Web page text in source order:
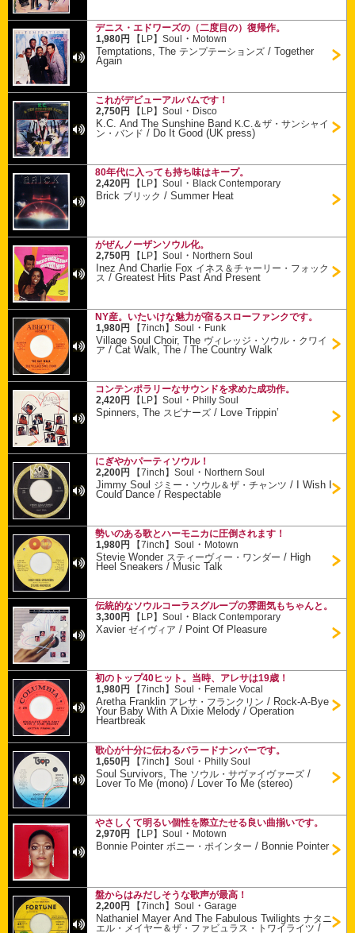
デニス・エドワーズの（二度目の）復帰作。
1,980円
【LP】Soul ・ Motown
Temptations, The テンプテーションズ /Together
Again
これがデビューアルバムです！
2,750円
【LP】Soul ・ Disco
K.C. And The Sunshine Band K.C.＆ザ・サンシャイ
ン・バンド / Do It Good (UK press)
80年代に入っても持ち味はキープ。
2,420円
【LP】Soul ・ Black Contemporary
Brick ブリック /Summer Heat
がぜんノーザンソウル化。
2,750円
【LP】Soul ・ Northern Soul
Inez And Charlie Fox イネス＆チャーリー・フォック
ス /Greatest Hits Past And Present
NY産。いたいけな魅力が宿るスローファンクです。
1,980円
【7inch】Soul ・ Funk
Village Soul Choir, The ヴィレッジ・ソウル・クワイ
ア /Cat Walk, The / The Country Walk
コンテンポラリーなサウンドを求めた成功作。
2,420円
【LP】Soul ・ Philly Soul
Spinners, The スピナーズ / Love Trippin’
にぎやかパーティソウル！
2,200円
【7inch】Soul ・ Northern Soul
Jimmy Soul ジミー・ソウル＆ザ・チャンツ / I Wish I
Could Dance / Respectable
勢いのある歌とハーモニカに圧倒されます！
1,980円
【7inch】Soul ・ Motown
Stevie Wonder スティーヴィー・ワンダー / High
Heel Sneakers / Music Talk
伝統的なソウルコーラスグループの雰囲気もちゃんと。
3,300円
【LP】Soul ・ Black Contemporary
Xavierゼイヴィア / Point Of Pleasure
初のトップ40ヒット。当時、アレサは19歳！
1,980円
【7inch】Soul ・ Female Vocal
Aretha Franklin アレサ・フランクリン / Rock-A-Bye
Your Baby With A Dixie Melody / Operation
Heartbreak
歌心が十分に伝わるバラードナンバーです。
1,650円
【7inch】Soul ・ Philly Soul
Soul Survivors, The ソウル・サヴァイヴァーズ /
Lover To Me (mono) / Lover To Me (stereo)
やさしくて明るい個性を際立たせる良い曲揃いです。
2,970円
【LP】Soul ・ Motown
Bonnie Pointer ボニー・ポインター / Bonnie Pointer
盤からはみだしそうな歌声が最高！
2,200円
【7inch】Soul ・Garage
Nathaniel Mayer And The Fabulous Twilightsナタニ
エル・メイヤー＆ザ・ファビュラス・トワイライツ/